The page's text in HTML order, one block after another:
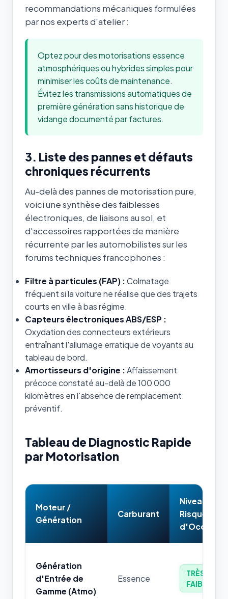
recommandations mécaniques formulées
par nos experts d'atelier :
Optez pour des motorisations essence
atmosphériques ou hybrides simples pour
minimiser les coûts de maintenance.
Évitez les transmissions automatiques de
première génération sans historique de
vidange documenté par factures.
3. Liste des pannes et défauts
chroniques récurrents
Au-delà des pannes de motorisation pure,
voici une synthèse des faiblesses
électroniques, de liaisons au sol, et
d'accessoires rapportées de manière
récurrente par les automobilistes sur les
forums techniques francophones :
Filtre à particules (FAP) :Colmatage
fréquent si la voiture ne réalise que des trajets
courts en ville à bas régime.
Capteurs électroniques ABS/ESP :
Oxydation des connecteurs extérieurs
entraînant l'allumage erratique de voyants au
tableau de bord.
Amortisseurs d'origine :Affaissement
précoce constaté au-delà de 100 000
kilomètres en l'absence de remplacement
préventif.
Tableau de Diagnostic Rapide
par Motorisation
Moteur /
Génération
Carburant
Niveau de
Risque
d'Occasion
Génération
d'Entrée de
Gamme (Atmo)
Essence
TRÈS
FAIBLE